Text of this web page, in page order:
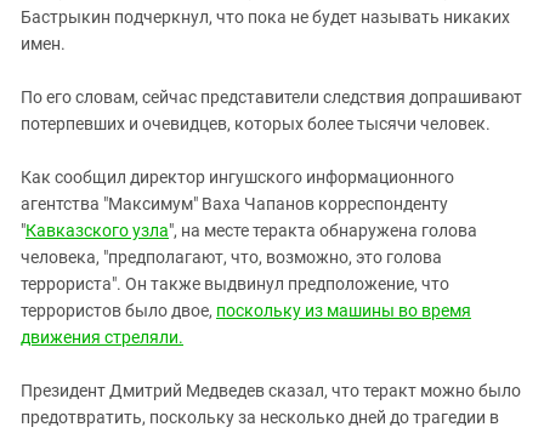
Бастрыкин подчеркнул, что пока не будет называть никаких
имен.
По его словам, сейчас представители следствия допрашивают
потерпевших и очевидцев, которых более тысячи человек.
Как сообщил директор ингушского информационного
агентства "Максимум" Ваха Чапанов корреспонденту
"Кавказского узла", на месте теракта обнаружена голова
человека, "предполагают, что, возможно, это голова
террориста". Он также выдвинул предположение, что
террористов было двое, поскольку из машины во время
движения стреляли.
Президент Дмитрий Медведев сказал, что теракт можно было
предотвратить, поскольку за несколько дней до трагедии в